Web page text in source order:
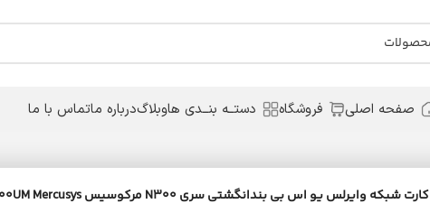
صفحه اصلی فروشگاه دستــه بنــدی هاوبلاگدرباره ماتماس با ما
کارت شبکه وایرلس یو اس بی بندانگشتی سری N300 مرکوسیس MW300UM Mercusys